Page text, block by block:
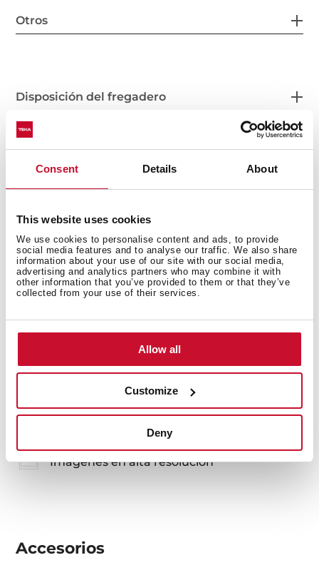
Consent Details About
This website uses cookies
We use cookies to personalise content and ads, to provide
social media features and to analyse our traffic. We also share
information about your use of our site with our social media,
advertising and analytics partners who may combine it with
other information that you’ve provided to them or that they’ve
collected from your use of their services.
Allow all
Customize
Deny
Otros
Disposición del fregadero
Accesorios
También te puede interesar
Instrucciones de instalación
Ficha de producto
Imágenes en alta resolución
Accesorios